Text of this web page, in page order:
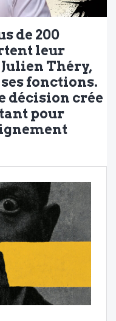
de 200
leur
Théry,
fonctions.
décision crée
pour